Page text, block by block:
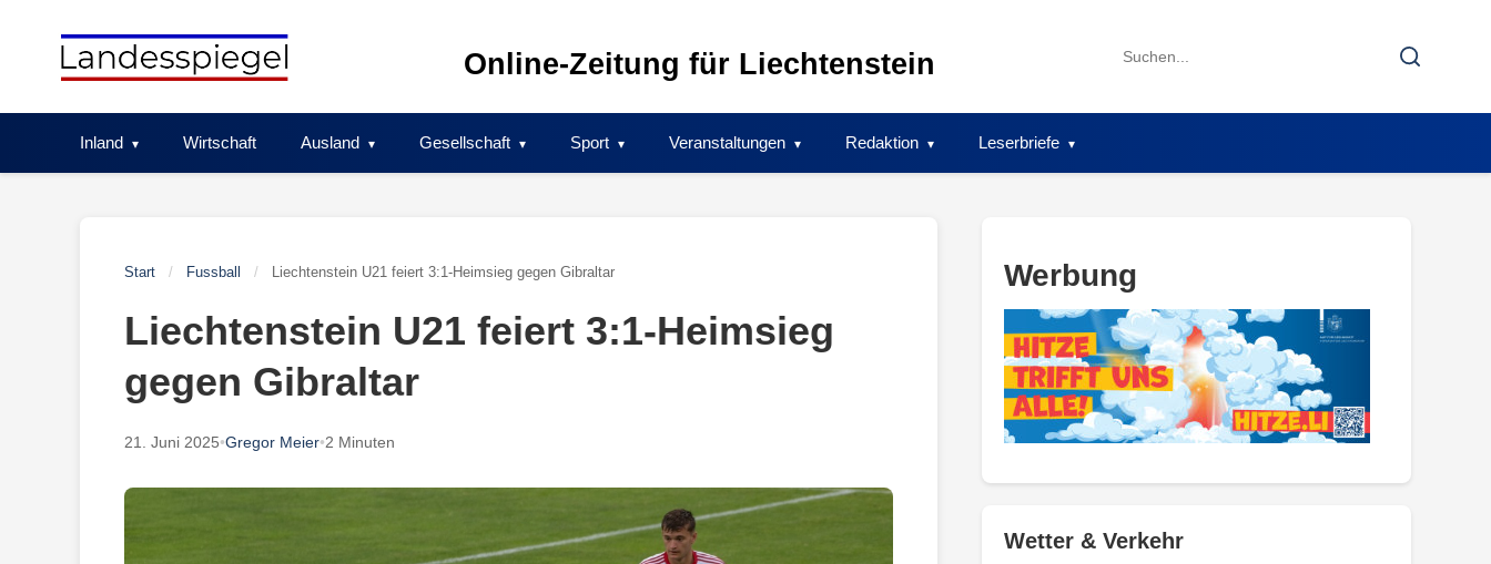
Online-Zeitung für Liechtenstein
Search
Search
Inland Wirtschaft Ausland Gesellschaft Sport Veranstaltungen Redaktion Leserbriefe
Start / Fussball / Liechtenstein U21 feiert 3:1-Heimsieg gegen Gibraltar
Liechtenstein U21 feiert 3:1-Heimsieg
gegen Gibraltar
21. Juni 2025•Gregor Meier•2 Minuten
Werbung
Wetter & Verkehr